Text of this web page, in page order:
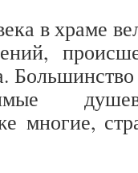
в храме
многие,